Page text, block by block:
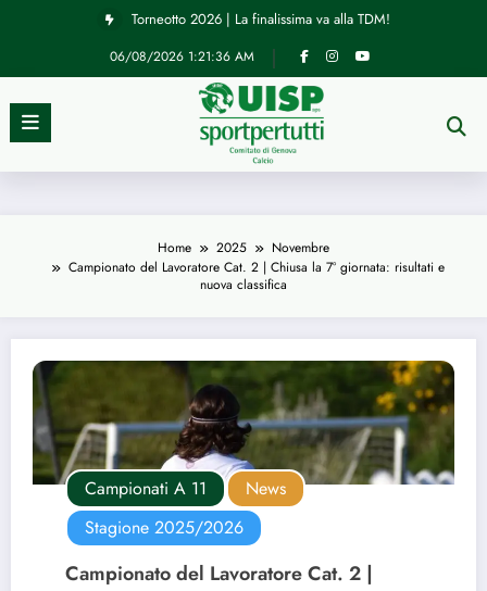
Torneotto 2026 | La finalissima va alla TDM!
06/08/2026 1:21:36 AM
Home 2025
Novembre
Campionato del Lavoratore Cat. 2 | Chiusa la 7° giornata: risultati e
nuova classifica
Campionati A 11
News
Stagione 2025/2026
Campionato del Lavoratore Cat. 2 |